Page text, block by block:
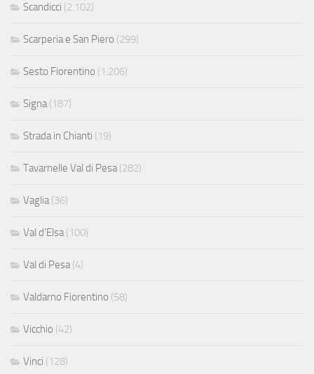
Scandicci (2.102)
Scarperia e San Piero (299)
Sesto Fiorentino (1.206)
Signa(187)
Strada in Chianti (19)
Tavarnelle Val di Pesa(282)
Vaglia(36)
Val d'Elsa(100)
Val di Pesa(4)
Valdarno Fiorentino (58)
Vicchio (42)
Vinci (128)